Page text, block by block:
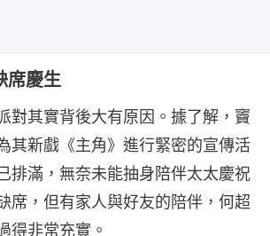
席慶生
對其實背後大有原因。據了解，竇
其新戲《主角》進行緊密的宣傳活
排滿，無奈未能抽身陪伴太太慶祝
席，但有家人與好友的陪伴，何超
得非常充實。